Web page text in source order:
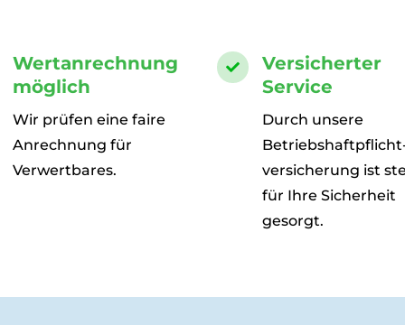
Wertanrechnung
möglich
Wir prüfen eine faire
Anrechnung für
Verwertbares.

Versicherter
Service
Durch unsere
versicherung ist
für Ihre Sicherheit
gesorgt.